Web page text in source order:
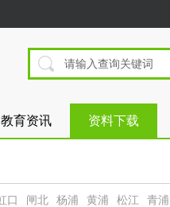
教育资讯 资料下载
口 闸北 杨浦 黄浦 松江 青浦